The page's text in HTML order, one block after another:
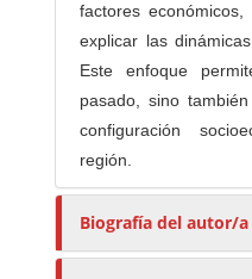
factores
explicar las
Este enfoque
pasado, sino
configuración
región.
Biografía del autor/a